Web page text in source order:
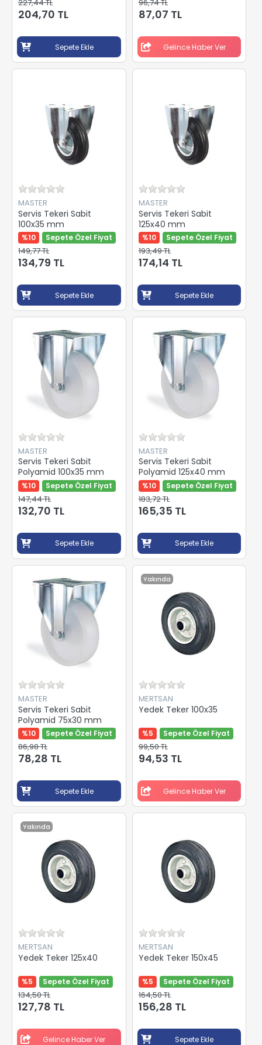
227,44 TL
204,70 TL
Sepete Ekle
96,74 TL
87,07 TL
Gelince Haber Ver
MASTER
Servis Tekeri Sabit
100x35 mm
%10 Sepete Özel Fiyat
149,77 TL
134,79 TL
Sepete Ekle
MASTER
Servis Tekeri Sabit
125x40 mm
%10 Sepete Özel Fiyat
193,49 TL
174,14 TL
Sepete Ekle
MASTER
Servis Tekeri Sabit
Polyamid 100x35 mm
%10 Sepete Özel Fiyat
147,44 TL
132,70 TL
Sepete Ekle
MASTER
Servis Tekeri Sabit
Polyamid 125x40 mm
%10 Sepete Özel Fiyat
183,72 TL
165,35 TL
Sepete Ekle
MASTER
Servis Tekeri Sabit
Polyamid 75x30 mm
%10 Sepete Özel Fiyat
86,98 TL
78,28 TL
Sepete Ekle
Yakında
MERTSAN
Yedek Teker 100x35
%5 Sepete Özel Fiyat
99,50 TL
94,53 TL
Gelince Haber Ver
Yakında
MERTSAN
Yedek Teker 125x40
%5 Sepete Özel Fiyat
134,50 TL
127,78 TL
Gelince Haber Ver
MERTSAN
Yedek Teker 150x45
%5 Sepete Özel Fiyat
164,50 TL
156,28 TL
Sepete Ekle